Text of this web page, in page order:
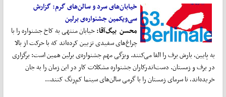
خیابانهای سرد و سالنهای گرم:گزارش
سیویکمین جشنواره‌ی برلین
محسن بیگآقا:خیابان منتهی به کاخ جشنواره را با
چراغ‌های سفیدی تزیین کرده‌اند که با حرکت از بالا
به پایین، بارش برف را القا می‌کنند. ویژگی مهم جشنواره‌ی برلین همین است: برگزاری
در برف و زمستان. دست‌اندرکاران جشنواره مشکلات کار در این زمان را به جان
خریده‌اند، تا سرمای زمستان را با گرمی سالن‌های سینما کم‌رنگ کنند...